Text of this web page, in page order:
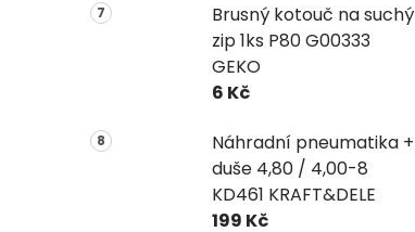
Brusný kotouč na suchý
zip 1ks P80 G00333
GEKO
6 Kč
Náhradní pneumatika +
duše 4,80 / 4,00-8
KD461 KRAFT&DELE
199 Kč